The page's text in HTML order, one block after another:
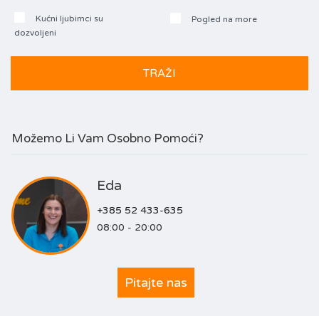
Kućni ljubimci su
dozvoljeni
Pogled na more
Možemo Li Vam Osobno Pomoći?
Eda
+385 52 433-635
08:00 - 20:00
Pitajte nas